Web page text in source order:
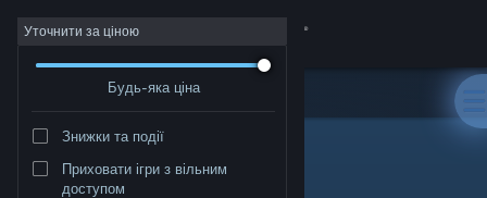
Увійти
Крамниця
Уточнити за ціною
Будь-яка ціна
Знижки та події
Приховати ігри з вільним
доступом
Розробник: Atreyu Games Pty. Ltd.